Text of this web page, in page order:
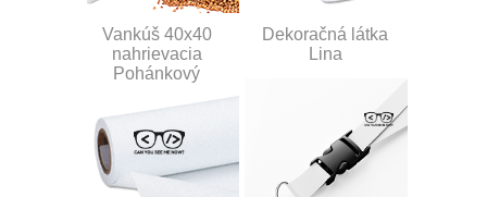
Vankúš 40x40
nahrievacia
Pohánkový
Dekoračná látka
Lina